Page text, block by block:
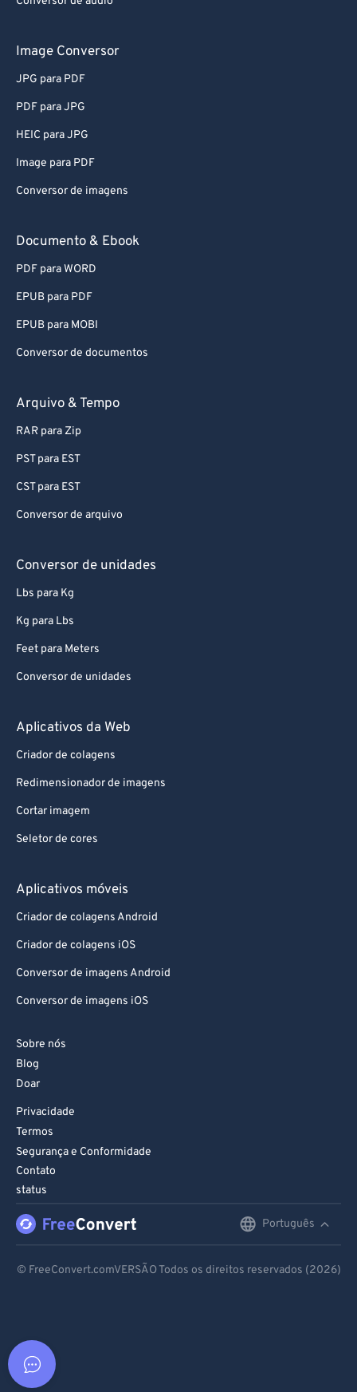
Image Conversor
JPG para PDF
PDF para JPG
HEIC para JPG
Image para PDF
Conversor de imagens
Documento & Ebook
PDF para WORD
EPUB para PDF
EPUB para MOBI
Conversor de documentos
Arquivo & Tempo
RAR para Zip
PST para EST
CST para EST
Conversor de arquivo
Conversor de unidades
Lbs para Kg
Kg para Lbs
Feet para Meters
Conversor de unidades
Aplicativos da Web
Criador de colagens
Redimensionador de imagens
Cortar imagem
Seletor de cores
Aplicativos móveis
Criador de colagens Android
Criador de colagens iOS
Conversor de imagens Android
Conversor de imagens iOS
Sobre nós
Blog
Doar
Privacidade
Termos
Segurança e Conformidade
Contato
status
Português
© FreeConvert.comVERSÃO Todos os direitos reservados (2026)